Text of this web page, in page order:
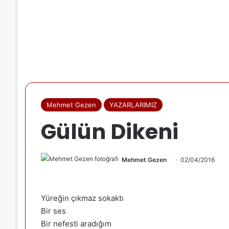
Mehmet Gezen YAZARLARIMIZ
Gülün Dikeni
Mehmet Gezen 02/04/2016
Yüreğin çıkmaz sokaktı
Bir ses
Bir nefesti aradığım